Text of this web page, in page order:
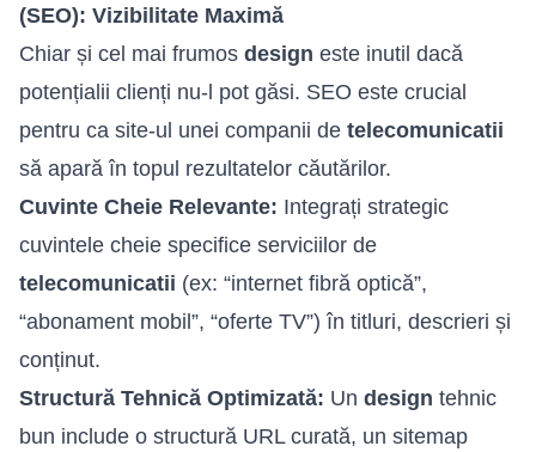
(SEO): Vizibilitate Maximă
Chiar și cel mai frumos design este inutil dacă
potențialii clienți nu-l pot găsi. SEO este crucial
pentru ca site-ul unei companii de telecomunicatii
să apară în topul rezultatelor căutărilor.
Cuvinte Cheie Relevante: Integrați strategic
cuvintele cheie specifice serviciilor de
telecomunicatii (ex: “internet fibră optică”,
“abonament mobil”, “oferte TV”) în titluri, descrieri și
conținut.
Structură Tehnică Optimizată: Un design tehnic
bun include o structură URL curată, un sitemap